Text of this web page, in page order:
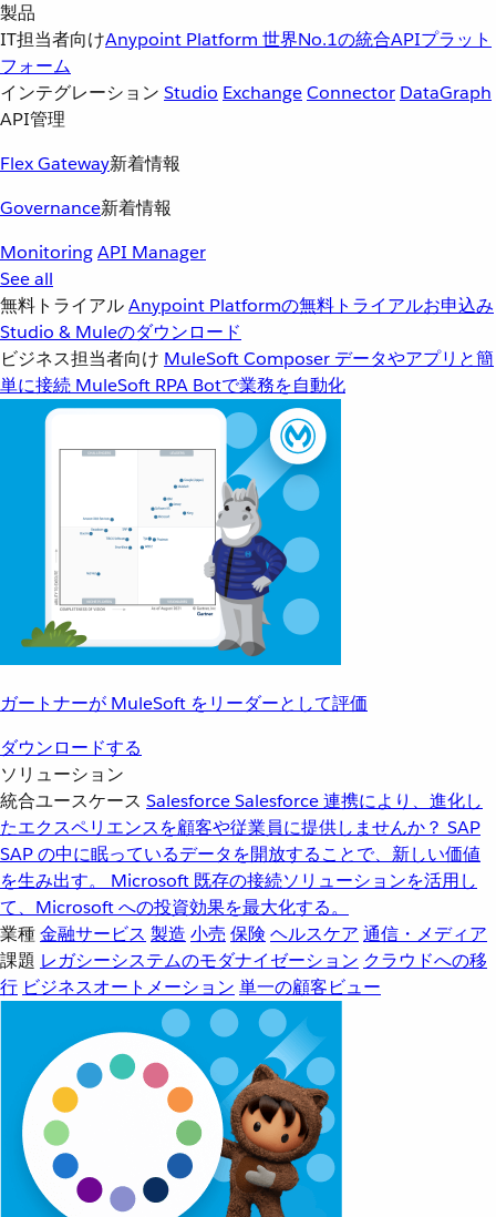
製品
IT担当者向けAnypoint Platform 世界No.1の統合APIプラット
フォーム
インテグレーション Studio ExchangeConnector DataGraph
API管理
Flex Gateway新着情報
Governance新着情報
MonitoringAPI Manager
See all
無料トライアルAnypoint Platformの無料トライアルお申込み
Studio & Muleのダウンロード
ビジネス担当者向け MuleSoft Composer データやアプリと簡
単に接続 MuleSoft RPA Botで業務を自動化
ガートナーが MuleSoft をリーダーとして評価
ダウンロードする
ソリューション
統合ユースケース SalesforceSalesforce 連携により、進化し
たエクスペリエンスを顧客や従業員に提供しませんか？ SAP
SAP の中に眠っているデータを開放することで、新しい価値
を生み出す。
Microsoft 既存の接続ソリューションを活用し
て、Microsoft への投資効果を最大化する。
業種金融サービス 製造 小売 保険 ヘルスケア 通信・メディア
課題 レガシーシステムのモダナイゼーション クラウドへの移
行 ビジネスオートメーション 単一の顧客ビュー